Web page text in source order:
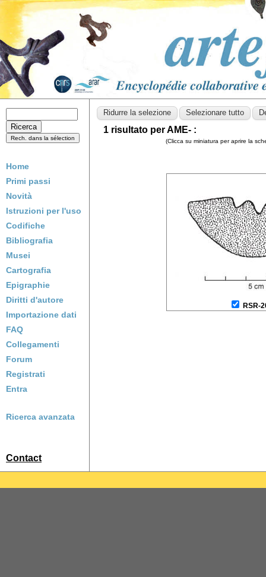
Home
Primi passi
Novità
Istruzioni per l'uso
Codifiche
Bibliografia
Musei
Cartografia
Epigraphie
Diritti d'autore
Importazione dati
FAQ
Collegamenti
Forum
Registrati
Entra
Ricerca avanzata
Contact
1 risultato per AME- :
(Clicca su miniatura per aprire la
RSR-